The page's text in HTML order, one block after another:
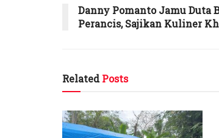
Danny Pomanto Jamu Duta
Perancis, Sajikan Kuliner
RelatedPosts